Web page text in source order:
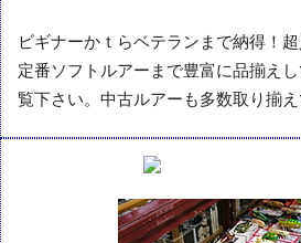
ビギナーかｔらベテランまで納得！
定番ソフトルアーまで豊富に品揃え
覧下さい。中古ルアーも多数取り揃